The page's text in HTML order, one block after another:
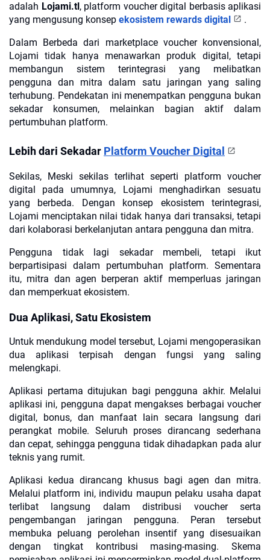
adalah Lojami.tl , platform voucher digital berbasis aplikasi
yang mengusung konsep ekosistem rewards digital
.
Dalam Berbeda dari marketplace voucher konvensional,
Lojami tidak hanya menawarkan produk digital, tetapi
membangun sistem terintegrasi yang melibatkan
pengguna dan mitra dalam satu jaringan yang saling
terhubung. Pendekatan ini menempatkan pengguna bukan
sekadar konsumen, melainkan bagian aktif dalam
pertumbuhan platform.
Lebih dari Sekadar Platform Voucher Digital
Sekilas, Meski sekilas terlihat seperti platform voucher
digital pada umumnya, Lojami menghadirkan sesuatu
yang berbeda. Dengan konsep ekosistem terintegrasi,
Lojami menciptakan nilai tidak hanya dari transaksi, tetapi
dari kolaborasi berkelanjutan antara pengguna dan mitra.
Pengguna tidak lagi sekadar membeli, tetapi ikut
berpartisipasi dalam pertumbuhan platform. Sementara
itu, mitra dan agen berperan aktif memperluas jaringan
dan memperkuat ekosistem.
Dua Aplikasi, Satu Ekosistem
Untuk mendukung model tersebut, Lojami mengoperasikan
dua aplikasi terpisah dengan fungsi yang saling
melengkapi.
Aplikasi pertama ditujukan bagi pengguna akhir. Melalui
aplikasi ini, pengguna dapat mengakses berbagai voucher
digital, bonus, dan manfaat lain secara langsung dari
perangkat mobile. Seluruh proses dirancang sederhana
dan cepat, sehingga pengguna tidak dihadapkan pada alur
teknis yang rumit.
Aplikasi kedua dirancang khusus bagi agen dan mitra.
Melalui platform ini, individu maupun pelaku usaha dapat
terlibat langsung dalam distribusi voucher serta
pengembangan jaringan pengguna. Peran tersebut
membuka peluang perolehan insentif yang disesuaikan
dengan tingkat kontribusi masing-masing. Skema